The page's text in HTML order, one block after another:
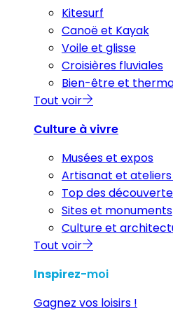
Kitesurf
Canoë et Kayak
Voile et glisse
Croisières fluviales
Bien-être et
Tout voir
Culture à vivre
Musées et expos
Artisanat et
Top des
Sites et monuments
Culture et
Tout voir
Inspirez-moi
Gagnez vos loisirs !